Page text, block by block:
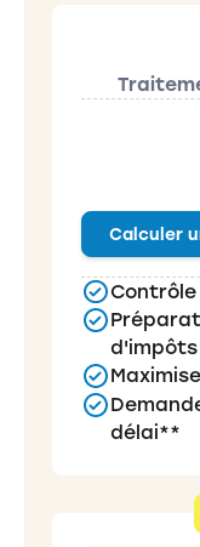
Calculer
d'impôts
délai**